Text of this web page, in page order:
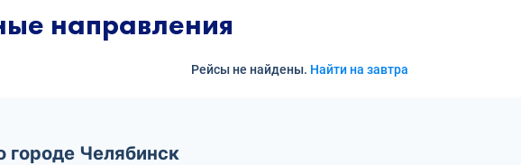
направления
Рейсы не найдены. Найти на завтра
Челябинск